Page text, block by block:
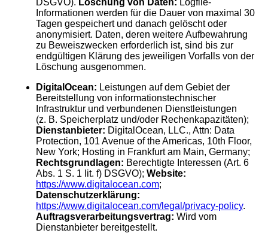
Informationen werden für die Dauer von maximal 30
Tagen gespeichert und danach gelöscht oder
anonymisiert. Daten, deren weitere Aufbewahrung
zu Beweiszwecken erforderlich ist, sind bis zur
endgültigen Klärung des jeweiligen Vorfalls von der
Löschung ausgenommen.
DigitalOcean: Leistungen auf dem Gebiet der
Bereitstellung von informationstechnischer
Infrastruktur und verbundenen Dienstleistungen
(z. B. Speicherplatz und/oder Rechenkapazitäten);
Dienstanbieter: DigitalOcean, LLC., Attn: Data
Protection, 101 Avenue of the Americas, 10th Floor,
New York; Hosting in Frankfurt am Main, Germany;
Rechtsgrundlagen: Berechtigte Interessen (Art. 6
Abs. 1 S. 1 lit. f) DSGVO); Website:
https://www.digitalocean.com;
Datenschutzerklärung:
https://www.digitalocean.com/legal/privacy-policy.
Auftragsverarbeitungsvertrag: Wird vom
Dienstanbieter bereitgestellt.